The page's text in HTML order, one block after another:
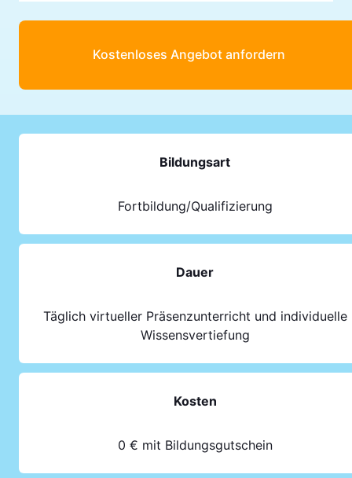
Kostenloses Angebot anfordern
Bildungsart
Fortbildung/Qualifizierung
Dauer
Täglich virtueller Präsenzunterricht und individuelle
Wissensvertiefung
Kosten
0 € mit Bildungsgutschein